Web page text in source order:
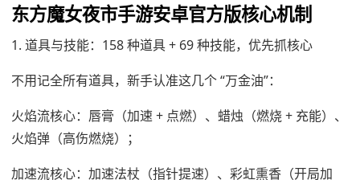
东方魔女夜市手游安卓官方版核心机制
1. 道具与技能：158 种道具 + 69 种技能，优先抓核心
不用记全所有道具，新手认准这几个 “万金油”：
火焰流核心：唇膏（加速 + 点燃）、蜡烛（燃烧 + 充能）、
火焰弹（高伤燃烧）；
加速流核心：加速法杖（指针提速）、彩虹熏香（开局加